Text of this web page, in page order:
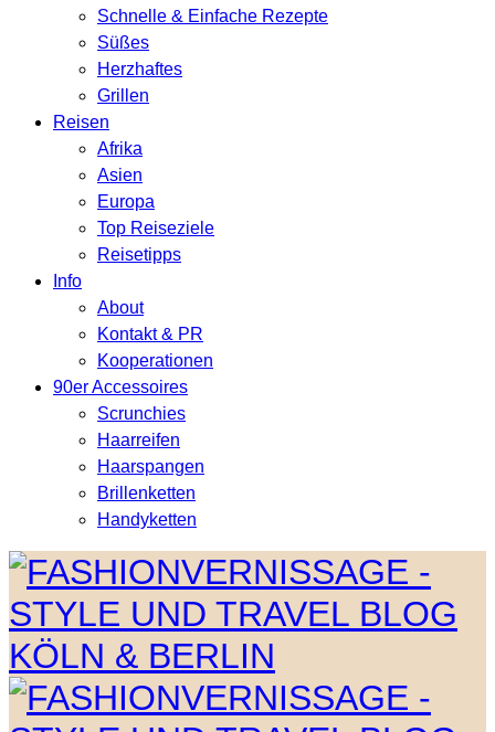
Schnelle & Einfache Rezepte
Süßes
Herzhaftes
Grillen
Reisen
Afrika
Asien
Europa
Top Reiseziele
Reisetipps
Info
About
Kontakt & PR
Kooperationen
90er Accessoires
Scrunchies
Haarreifen
Haarspangen
Brillenketten
Handyketten